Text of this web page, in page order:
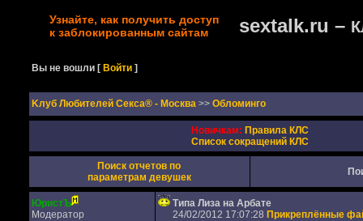
Узнайте, как получить доступ
к заблокированным сайтам
sextalk.ru –
Вы не вошли [Войти ]
Kлуб Любителей Секса® - Москва >> Обломинго
Новичкам: Правила КЛС
Список сокращений КЛС
Поиск отчетов по
параметрам девушек
ЮристЪ
Модератор
Типа Лиза на Арбате
24/02/2012 17:07:28 Прикреплённые